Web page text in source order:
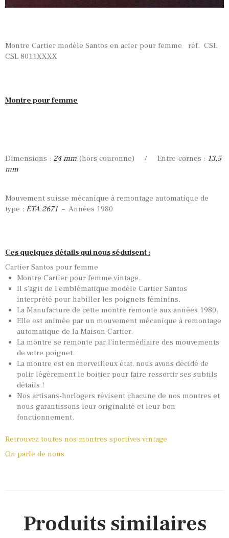
Montre Cartier modèle Santos en acier pour femme réf. CSL
CSL 8011XXXX
Montre pour femme
Dimensions : 24 mm (hors couronne) / Entre-cornes : 13,5
mm
Mouvement suisse mécanique à remontage automatique de
type : ETA 2671 – Années 1980
Ces quelques détails qui nous séduisent :
Cartier Santos pour femme
Montre Cartier pour femme vintage.
Il s’agit de l’emblématique modèle Cartier Santos
interprété pour habiller les poignets féminins.
La Manufacture de cette montre remonte aux années 1980.
Elle est animée par un mouvement mécanique à remontage
automatique de la Maison Cartier.
La montre se remonte par l’intermédiaire des mouvements
de votre poignet.
La montre est en merveilleux état, nous avons décidé de
polir légèrement le boitier pour faire ressortir ses subtils
détails !
Nos artisans-horlogers révisent chacune de nos montres et
nous garantissons leur originalité et leur bon
fonctionnement.
Retrouvez toutes nos montres sportives vintage
On parle de nous
Produits similaires